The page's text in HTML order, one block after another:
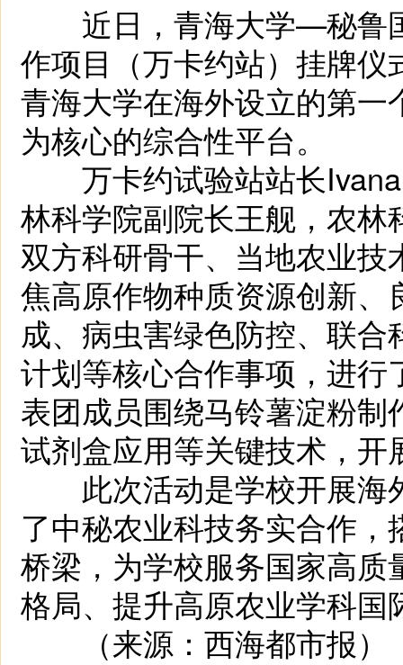
近日，青海大学—秘鲁
作项目（万卡约站）挂牌
青海大学在海外设立的第
为核心的综合性平台。
万卡约试验站站长Ivana
林科学院副院长王舰，农
双方科研骨干、当地农业
焦高原作物种质资源创新
成、病虫害绿色防控、联
计划等核心合作事项，进
表团成员围绕马铃薯淀粉
试剂盒应用等关键技术，开
此次活动是学校开展海
了中秘农业科技务实合作
桥梁，为学校服务国家高质
格局、提升高原农业学科
（来源：西海都市报）